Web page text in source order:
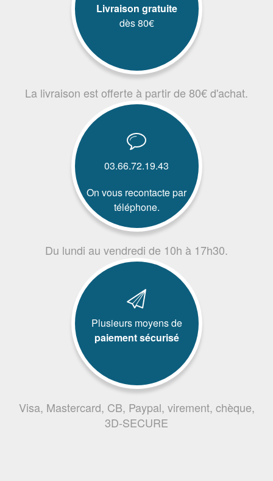
Livraison gratuite
dès 80€
La livraison est offerte à partir de 80€ d'achat.
03.66.72.19.43
On vous recontacte par
téléphone.
Du lundi au vendredi de 10h à 17h30.
Plusieurs moyens de
paiement sécurisé
Visa, Mastercard, CB, Paypal, virement, chèque,
3D-SECURE